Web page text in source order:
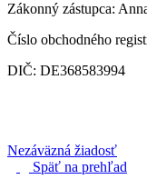
Zákonný zástupca:
Číslo obchodného
DIČ: DE368583994
Nezáväzná žiadosť
Späť na prehľad